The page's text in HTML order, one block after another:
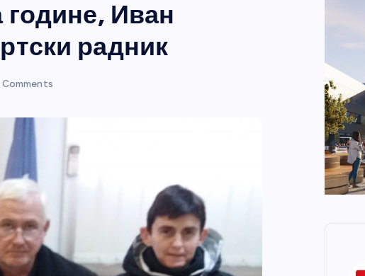
године, Иван
радник